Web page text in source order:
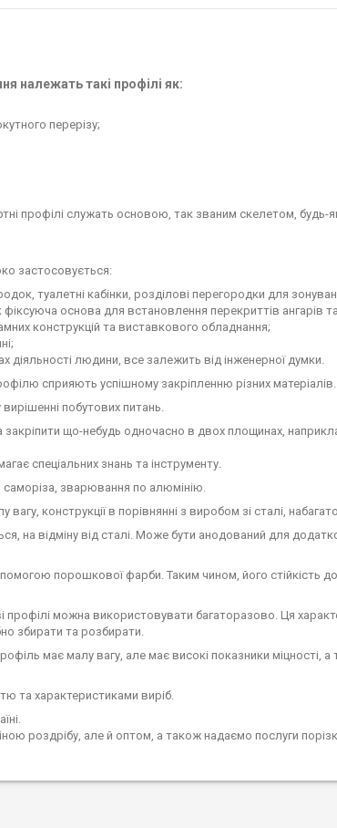
належать такі профілі як:
перерізу;
профілі служать основою, так званим скелетом, будь-
застосовується:
туалетні кабінки, розділові перегородки для
основа для встановлення перекриттів ангарів
конструкцій та виставкового обладнання;
людини, все залежить від інженерної думки.
сприяють успішному закріпленню різних матеріалів.
побутових питань.
що-небудь одночасно в двох площинах,
спеціальних знань та інструменту.
зварювання по алюмінію.
конструкції в порівнянні з виробом зі сталі,
на відміну від сталі. Може бути анодований для
порошкової фарби. Таким чином, його стійкість до
профілі можна використовувати багаторазово. Ця
збирати та розбирати.
має малу вагу, але має високі показники міцності,
та характеристиками виріб.
роздрібу, але й оптом, а також надаємо послуги